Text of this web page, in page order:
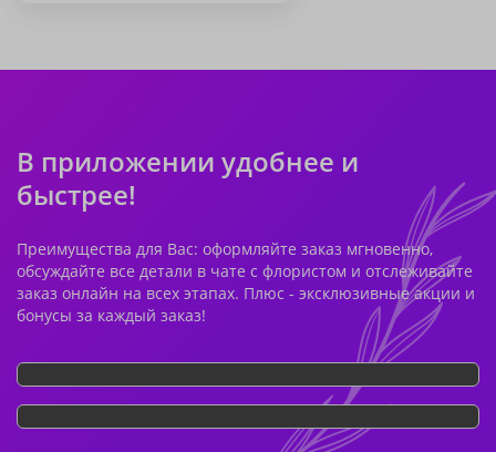
В приложении удобнее и
быстрее!
Преимущества для Вас: оформляйте заказ мгновенно,
обсуждайте все детали в чате с флористом и отслеживайте
заказ онлайн на всех этапах. Плюс - эксклюзивные акции и
бонусы за каждый заказ!